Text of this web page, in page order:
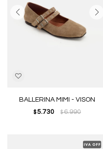
BALLERINA MIMI - VISON
$ 5.730 $6.990